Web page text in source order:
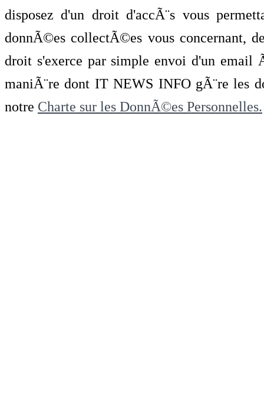
disposez d'un droit d'accÃ¨s vous
donnÃ©es collectÃ©es vous concernant,
droit s'exerce par simple envoi d'un
maniÃ¨re dont IT NEWS INFO gÃ¨re les
notre Charte sur les DonnÃ©es Personnelles.